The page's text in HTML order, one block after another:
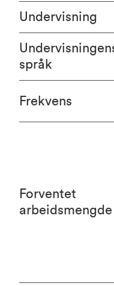
Undervisning
språk
Frekvens
Forventet
arbeidsmengde